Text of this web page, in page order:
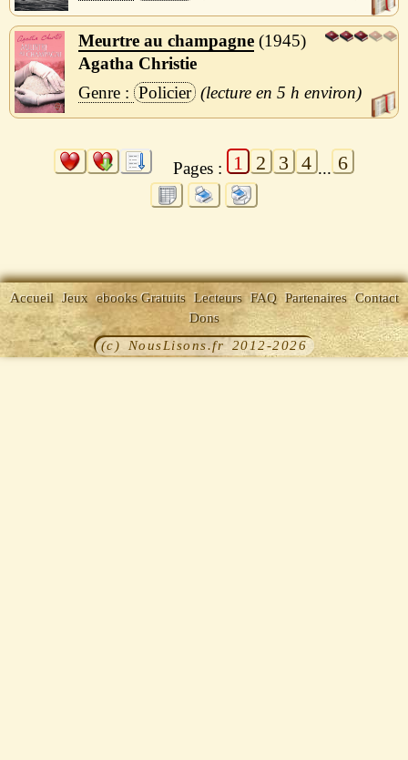
Meurtre au champagne 1945
Agatha Christie
Policier
5 h
Pages : 1 2 3 4 ... 6
Accueil Jeux ebooks Gratuits Lecteurs FAQ Partenaires Contact
Dons
(c) NousLisons.fr 2012-2026